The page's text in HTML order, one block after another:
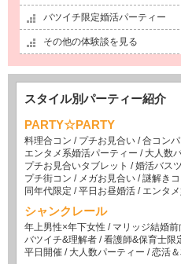
バツイチ限定婚活パーティー
その他の体験談を見る
スタイル別パーティー紹介
PARTY☆PARTY
料理合コン / プチお見合い /合コン
エンタメ系婚活パーティー / 大人数
プチお見合いタブレット /婚活バス
プチ街コン / メガお見合い /謎解き
同年代限定 /平日お昼婚活 / エンタ
シャンクレール
年上男性×年下女性 / マリッジ結婚前
バツイチ&理解者 /看護師&保育士限
平日開催 / 大人数パーティー /恋活